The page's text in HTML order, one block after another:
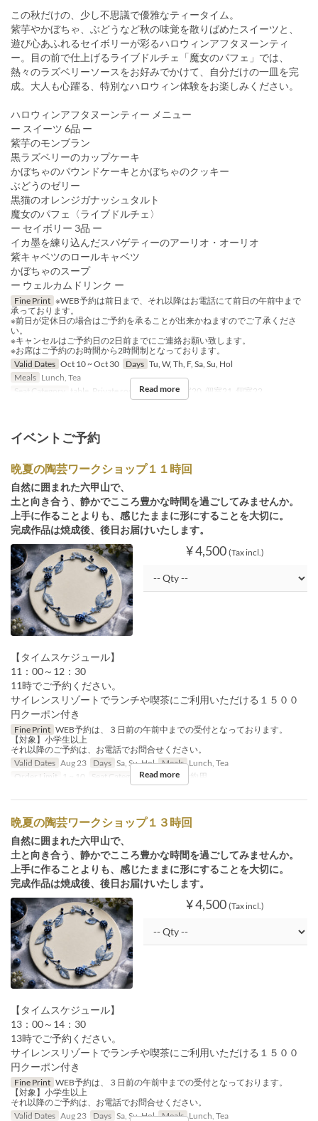
この秋だけの、少し不思議で優雅なティータイム。
紫芋やかぼちゃ、ぶどうなど秋の味覚を散りばめたスイーツと、
遊び心あふれるセイボリーが彩るハロウィンアフタヌーンティ
ー。目の前で仕上げるライブドルチェ「魔女のパフェ」では、
熱々のラズベリーソースをお好みでかけて、自分だけの一皿を完
成。大人も心躍る、特別なハロウィン体験をお楽しみください。
ハロウィンアフタヌーンティー メニュー
ー スイーツ 6品 ー
紫芋のモンブラン
黒ラズベリーのカップケーキ
かぼちゃのパウンドケーキとかぼちゃのクッキー
ぶどうのゼリー
黒猫のオレンジガナッシュタルト
魔女のパフェ〈ライブドルチェ〉
ー セイボリー 3品 ー
イカ墨を練り込んだスパゲティーのアーリオ・オーリオ
紫キャベツのロールキャベツ
かぼちゃのスープ
ー ウェルカムドリンク ー
Fine Print ※WEB予約は前日まで、それ以降はお電話にて前日の午前中まで
承っております。
※前日が定休日の場合はご予約を承ることが出来かねますのでご了承くださ
い。
※キャンセルはご予約日の2日前までにご連絡お願い致します。
※お席はご予約のお時間から2時間制となっております。
Valid Dates Oct 10 ~ Oct 30 Days Tu, W, Th, F, Sa, Su, Hol
Meals Lunch, Tea
Seat Category
table, Private room, 個室19, 個室20, 個室21, 個室22
Read more
イベントご予約
晩夏の陶芸ワークショップ１１時回
自然に囲まれた六甲山で、
土と向き合う、静かでこころ豊かな時間を過ごしてみませんか。
上手に作ることよりも、感じたままに形にすることを大切に。
完成作品は焼成後、後日お届けいたします。
¥ 4,500 (Tax incl.)
【タイムスケジュール】
11：00～12：30
11時でご予約ください。
サイレンスリゾートでランチや喫茶にご利用いただける１５００
円クーポン付き
Fine Print WEB予約は、３日前の午前中までの受付となっております。
【対象】小学生以上
それ以降のご予約は、お電話でお問合せください。
Valid Dates Aug 23 Days Sa, Su, Hol Meals Lunch, Tea
Order Limit
1 ~ 10 Seat Category イベント予約用
Read more
晩夏の陶芸ワークショップ１３時回
自然に囲まれた六甲山で、
土と向き合う、静かでこころ豊かな時間を過ごしてみませんか。
上手に作ることよりも、感じたままに形にすることを大切に。
完成作品は焼成後、後日お届けいたします。
¥ 4,500 (Tax incl.)
【タイムスケジュール】
13：00～14：30
13時でご予約ください。
サイレンスリゾートでランチや喫茶にご利用いただける１５００
円クーポン付き
Fine Print WEB予約は、３日前の午前中までの受付となっております。
【対象】小学生以上
それ以降のご予約は、お電話でお問合せください。
Valid Dates Aug 23 Days Sa, Su, Hol Meals Lunch, Tea